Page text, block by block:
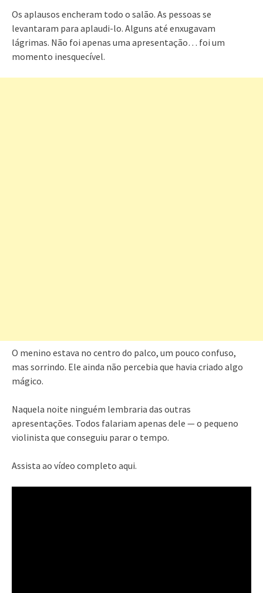
Os aplausos encheram todo o salão. As pessoas se
levantaram para aplaudi-lo. Alguns até enxugavam
lágrimas. Não foi apenas uma apresentação… foi um
momento inesquecível.
O menino estava no centro do palco, um pouco confuso,
mas sorrindo. Ele ainda não percebia que havia criado algo
mágico.
Naquela noite ninguém lembraria das outras
apresentações. Todos falariam apenas dele — o pequeno
violinista que conseguiu parar o tempo.
Assista ao vídeo completo aqui.